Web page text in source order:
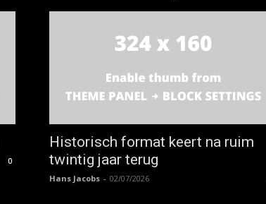
0
Historisch format keert na ruim
twintig jaar terug
Hans Jacobs - 02/07/2026